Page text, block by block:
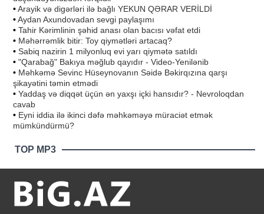
•Arayik və digərləri ilə bağlı YEKUN QƏRAR VERİLDİ
•Aydan Axundovadan sevgi paylaşımı
• Tahir Kərimlinin şəhid anası olan bacısı vəfat etdi
• Məhərrəmlik bitir: Toy qiymətləri artacaq?
• Sabiq nazirin 1 milyonluq evi yarı qiymətə satıldı
• "Qarabağ" Bakıya məğlub qayıdır - Video-Yenilənib
• Məhkəmə Sevinc Hüseynovanın Səidə Bəkirqızına qarşı
şikayətini təmin etmədi
• Yaddaş və diqqət üçün ən yaxşı içki hansıdır? - Nevroloqdan
cavab
• Eyni iddia ilə ikinci dəfə məhkəməyə müraciət etmək
mümkündürmü?
TOP MP3